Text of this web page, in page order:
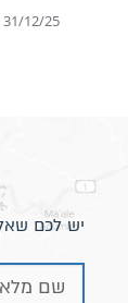
31/12/25
יש לכם